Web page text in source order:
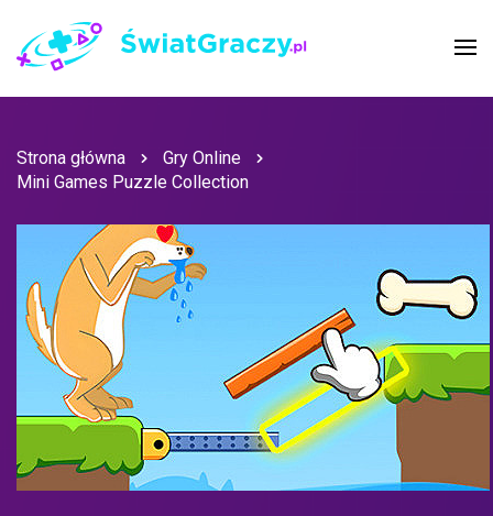
Strona główna
Gry Online
Mini Games Puzzle Collection